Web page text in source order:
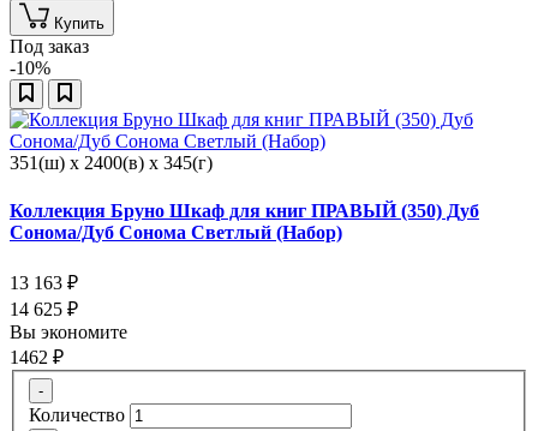
Купить
Под заказ
-10%
351(ш) x 2400(в) x 345(г)
Коллекция Бруно Шкаф для книг ПРАВЫЙ (350) Дуб
Сонома/Дуб Сонома Светлый (Набор)
13 163 ₽
14 625 ₽
Вы экономите
1462 ₽
-
Количество